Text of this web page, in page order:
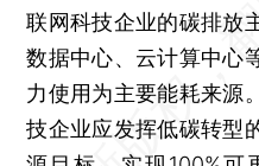
联网科技企业的碳排放
数据中心、云计算中心
力使用为主要能耗来源
技企业应发挥低碳转型